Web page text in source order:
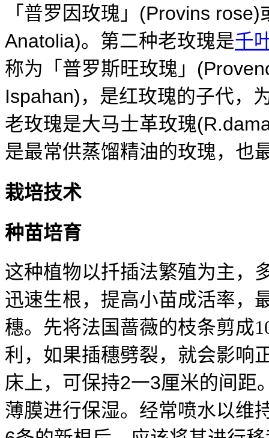
「普罗因玫瑰」 (Provins rose)
Anatolia)。第二种老玫瑰是千
称为「普罗斯旺玫瑰」
Ispahan) ，是红玫瑰的子代，
老玫瑰是大马士革玫瑰
是最常供蒸馏精油的玫瑰，也
栽培技术
种苗培育
这种植物以扦插法繁殖为主，
迅速生根，提高小苗成活率，
穗。先将法国蔷薇的枝条剪成
利，如果插穗劈裂，就会影响
床上，可保持2一3厘米的间距
薄膜进行保湿。经常喷水以维